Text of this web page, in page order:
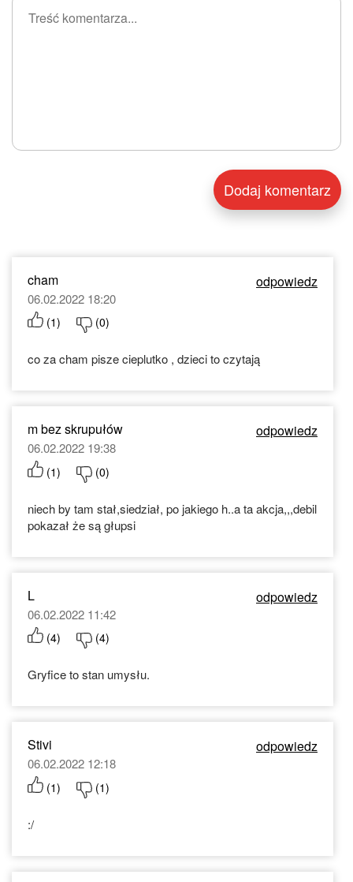
cham odpowiedz
06.02.2022 18:20
(1) (0)
co za cham pisze cieplutko , dzieci to czytają
m bez skrupułów odpowiedz
06.02.2022 19:38
(1) (0)
niech by tam stał,siedział, po jakiego h..a ta akcja,,,debil
pokazał że są głupsi
L odpowiedz
06.02.2022 11:42
(4) (4)
Gryfice to stan umysłu.
Stivi odpowiedz
06.02.2022 12:18
(1) (1)
:/